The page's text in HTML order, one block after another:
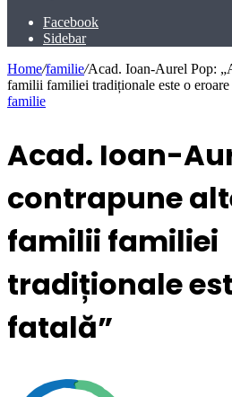
Facebook
Sidebar
Home/familie/Acad. Ioan-Aurel Pop:
familii familiei tradiționale este o eroare
familie
Acad. Ioan-
contrapune
familii familiei
tradiționale
fatală”